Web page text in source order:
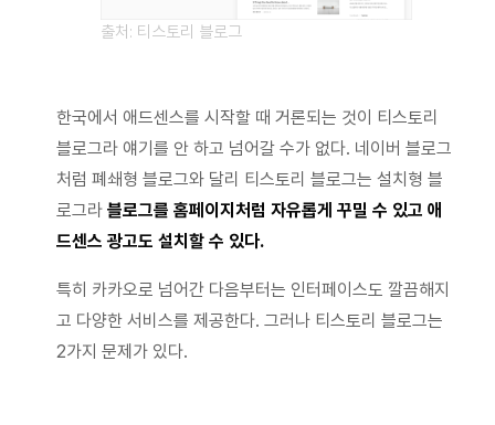
출처: 티스토리 블로그
한국에서 애드센스를 시작할 때 거론되는 것이 티스토리
블로그라 얘기를 안 하고 넘어갈 수가 없다. 네이버 블로그
처럼 폐쇄형 블로그와 달리 티스토리 블로그는 설치형 블
로그라 블로그를 홈페이지처럼 자유롭게 꾸밀 수 있고 애
드센스 광고도 설치할 수 있다.
특히 카카오로 넘어간 다음부터는 인터페이스도 깔끔해지
고 다양한 서비스를 제공한다. 그러나 티스토리 블로그는
2가지 문제가 있다.